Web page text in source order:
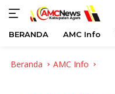
BERANDA AMC Info
Beranda AMC Info